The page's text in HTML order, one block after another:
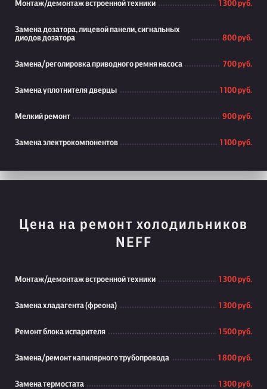
Монтаж/демонтаж встроенной техники 1 300 руб.
Замена дозатора, лицевой панели, сигнальных
диодов дозатора
800 руб.
Замена/реголировка приводного ремня насоса 700 руб.
Замена уплотнителя дверцы 1 100 руб.
Мелкий ремонт 900 руб.
Замена электрокомпонентов 1 100 руб.
Цена на ремонт холодильников
NEFF
Монтаж/демонтаж встроенной техники 1 300 руб.
Замена хладагента (фреона) 1 300 руб.
Ремонт блока испарителя 1 500 руб.
Замена/ремонт капилярного трубопровода 1 800 руб.
Замена термостата 1 300 руб.